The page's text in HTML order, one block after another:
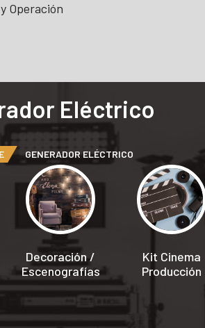
Operación
Eléctrico
GENERADOR ELÉCTRICO
Decoración /
Escenografías
Kit Cinema
Producción